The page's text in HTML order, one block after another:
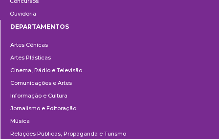
Ouvidoria
DEPARTAMENTOS
Artes Cênicas
Artes Plásticas
Cinema, Rádio e Televisão
Comunicações e Artes
Informação e Cultura
Jornalismo e Editoração
Música
Relações Públicas, Propaganda e Turismo